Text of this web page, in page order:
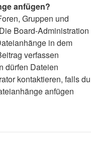
anfügen?
Gruppen und
Board-Administration
in dem
verfassen
dürfen Dateien
kontaktieren, falls du
anfügen